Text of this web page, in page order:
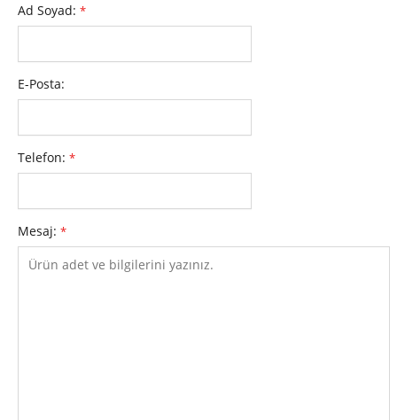
Ad Soyad: *
E-Posta:
Telefon: *
Mesaj: *